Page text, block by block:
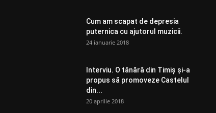
Cum am scapat de depresia
puternica cu ajutorul muzicii.
24 ianuarie 2018
Interviu. O tânără din Timiș și-a
propus să promoveze Castelul
din...
20 aprilie 2018